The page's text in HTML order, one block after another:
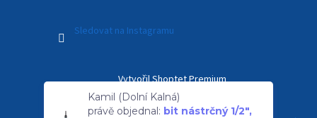
Sledovat na Instagramu
Vytvořil Shoptet Premium
Kamil (Dolní Kalná)
právě objednal: bit nástrčný 1/2",